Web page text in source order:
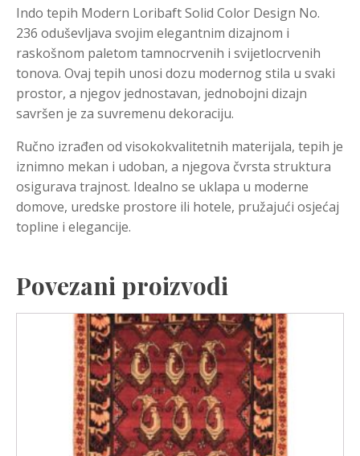
Indo tepih Modern Loribaft Solid Color Design No.
236 oduševljava svojim elegantnim dizajnom i
raskošnom paletom tamnocrvenih i svijetlocrvenih
tonova. Ovaj tepih unosi dozu modernog stila u svaki
prostor, a njegov jednostavan, jednobojni dizajn
savršen je za suvremenu dekoraciju.
Ručno izrađen od visokokvalitetnih materijala, tepih je
iznimno mekan i udoban, a njegova čvrsta struktura
osigurava trajnost. Idealno se uklapa u moderne
domove, uredske prostore ili hotele, pružajući osjećaj
topline i elegancije.
Povezani proizvodi